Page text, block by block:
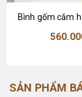
Bình gốm cắm
SẢN PHẨM